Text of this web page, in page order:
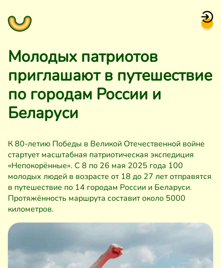
Молодых патриотов
приглашают в путешествие
по городам России и
Беларуси
К 80-летию Победы в Великой Отечественной войне
стартует масштабная патриотическая экспедиция
«Непокорённые». С 8 по 26 мая 2025 года 100
молодых людей в возрасте от 18 до 27 лет отправятся
в путешествие по 14 городам России и Беларуси.
Протяжённость маршрута составит около 5000
километров.